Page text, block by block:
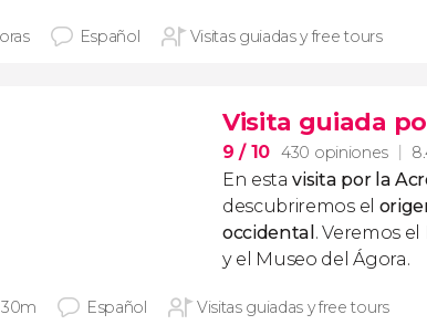
Español Visitas guiadas y free tours
Visita guiada
9/ 10 430 opiniones
En estavisita por la
descubriremos el
occidental . Veremos
y el Museo del Ágora.
Español Visitas guiadas y free tours